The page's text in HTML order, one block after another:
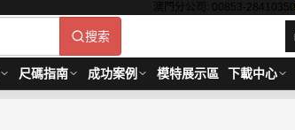
澳門分公司: 00853-28410350
搜索
尺碼指南 成功案例 模特展示區 下載中心